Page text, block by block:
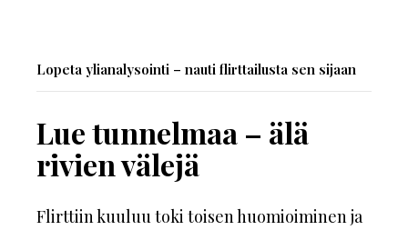
Lopeta ylianalysointi – nauti flirttailusta sen sijaan
Lue tunnelmaa – älä
rivien välejä
Flirttiin kuuluu toki toisen huomioiminen ja